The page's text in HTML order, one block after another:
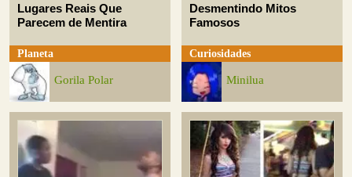
Lugares Reais Que
Parecem de Mentira
Planeta
Gorila Polar
Desmentindo Mitos
Famosos
Curiosidades
Minilua